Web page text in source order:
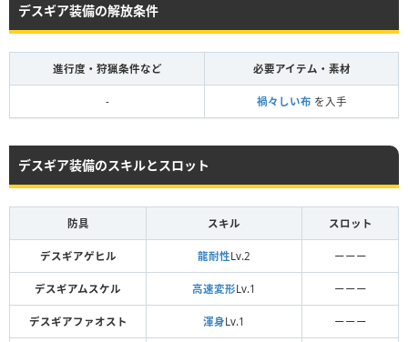
デスギア装備の解放条件
進行度・狩猟条件など 必要アイテム・素材
- 禍々しい布 を入手
デスギア装備のスキルとスロット
防具 スキル スロット
デスギアゲヒル 龍耐性Lv.2 ーーー
デスギアムスケル 高速変形Lv.1 ーーー
デスギアファオスト 渾身Lv.1 ーーー